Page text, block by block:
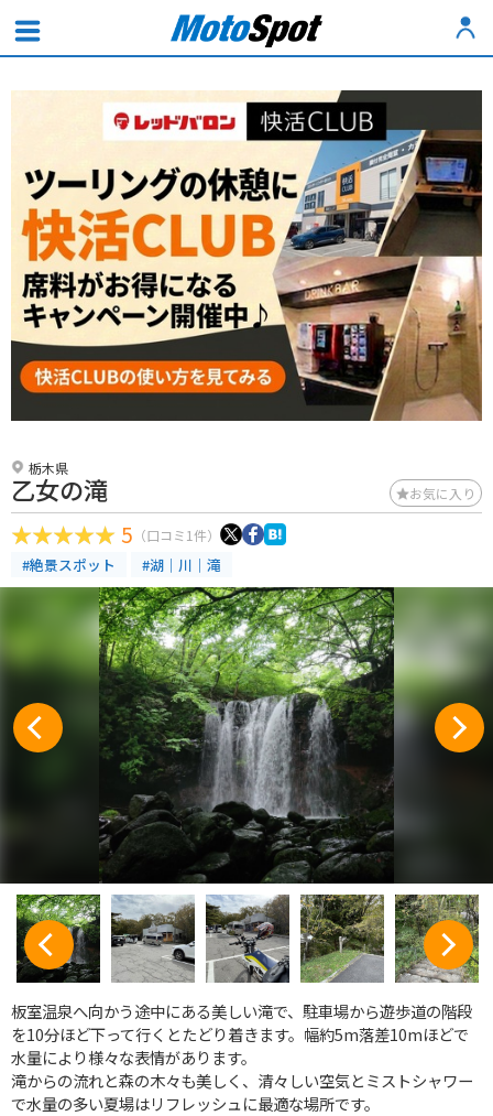
栃木県
乙女の滝 お気に入り
5 （口コミ1件）
#絶景スポット #湖｜川｜滝
板室温泉へ向かう途中にある美しい滝で、駐車場から遊歩道の階段
を10分ほど下って行くとたどり着きます。幅約5m落差10mほどで
水量により様々な表情があります。
滝からの流れと森の木々も美しく、清々しい空気とミストシャワー
で水量の多い夏場はリフレッシュに最適な場所です。